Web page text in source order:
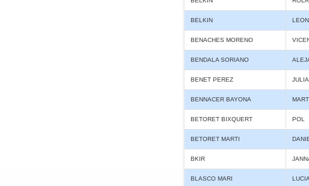
BELKIN
BENACHES MORENO
BENDALA SORIANO
BENET PEREZ JULIA
BENNACER BAYONA
BETORET BIXQUERT POL
BETORET MARTI
BKIR
BLASCO MARI LUCIA